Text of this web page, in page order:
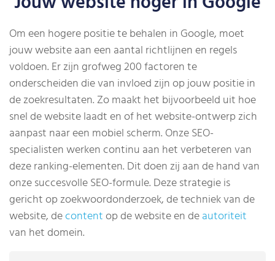
Om een hogere positie te behalen in Google, moet
jouw website aan een aantal richtlijnen en regels
voldoen. Er zijn grofweg 200 factoren te
onderscheiden die van invloed zijn op jouw positie in
de zoekresultaten. Zo maakt het bijvoorbeeld uit hoe
snel de website laadt en of het website-ontwerp zich
aanpast naar een mobiel scherm. Onze SEO-
specialisten werken continu aan het verbeteren van
deze ranking-elementen. Dit doen zij aan de hand van
onze succesvolle SEO-formule. Deze strategie is
gericht op zoekwoordonderzoek, de techniek van de
website, decontentop de website en deautoriteit
van het domein.